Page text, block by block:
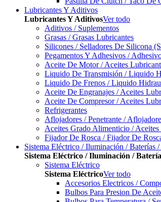
Lubricantes Y Aditivos
Lubricantes Y AditivosVer todo
Aditivos / Suplementos
Grasas / Grasas Lubricantes
Silicones / Selladores De Silicona
Pegamentos Y Adhesivos /
Aceite De Motor / Aceites
Liquido De Transmisión / Liquido
Liquido De Frenos / Liquido
Aceite De Engranajes / Aceites
Aceite De Compresor / Aceites
Refrigerantes
Aflojadores / Penetrante /
Aceites Grado Alimenticio /
Fijador De Rosca / Fijador De
Sistema Eléctrico / Iluminación / Baterías
Sistema Eléctrico / Iluminación /
Sistema Eléctrico
Sistema EléctricoVer todo
Accesorios Electricos /
Bulbos Para Presion De